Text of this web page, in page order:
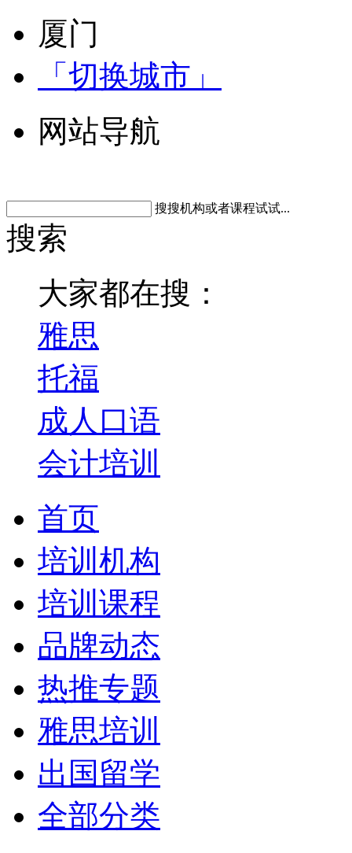
厦门
「切换城市」
网站导航
搜搜机构或者课程试试...
搜索
大家都在搜：
雅思
托福
成人口语
会计培训
首页
培训机构
培训课程
品牌动态
热推专题
雅思培训
出国留学
全部分类